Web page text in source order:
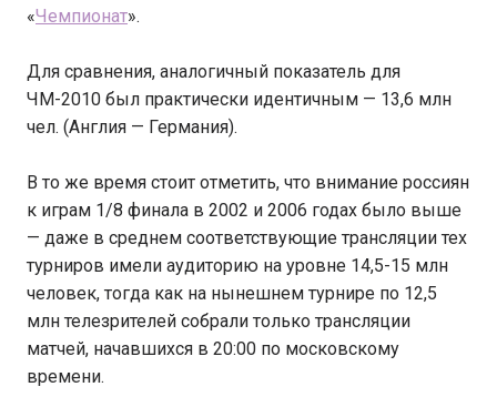
«Чемпионат».
Для сравнения, аналогичный показатель для
ЧМ-2010 был практически идентичным — 13,6 млн
чел. (Англия — Германия).
В то же время стоит отметить, что внимание россиян
к играм 1/8 финала в 2002 и 2006 годах было выше
— даже в среднем соответствующие трансляции тех
турниров имели аудиторию на уровне 14,5-15 млн
человек, тогда как на нынешнем турнире по 12,5
млн телезрителей собрали только трансляции
матчей, начавшихся в 20:00 по московскому
времени.